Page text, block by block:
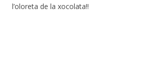
l’oloreta de la xocolata!!